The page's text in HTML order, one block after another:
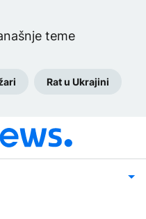
teme
Rat u Ukrajini